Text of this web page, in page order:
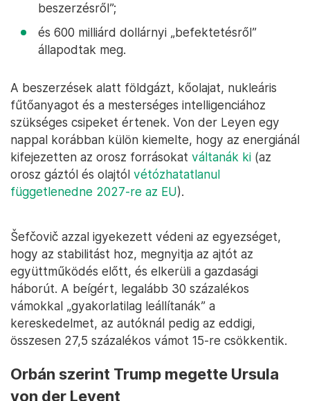
beszerzésről”;
és 600 milliárd dollárnyi „befektetésről”
állapodtak meg.
A beszerzések alatt földgázt, kőolajat, nukleáris
fűtőanyagot és a mesterséges intelligenciához
szükséges csipeket értenek. Von der Leyen egy
nappal korábban külön kiemelte, hogy az energiánál
kifejezetten az orosz forrásokat váltanák ki (az
orosz gáztól és olajtól vétózhatatlanul
függetlenedne 2027-re az EU).
Šefčovič azzal igyekezett védeni az egyezséget,
hogy az stabilitást hoz, megnyitja az ajtót az
együttműködés előtt, és elkerüli a gazdasági
háborút. A beígért, legalább 30 százalékos
vámokkal „gyakorlatilag leállítanák” a
kereskedelmet, az autóknál pedig az eddigi,
összesen 27,5 százalékos vámot 15-re csökkentik.
Orbán szerint Trump megette Ursula
von der Leyent